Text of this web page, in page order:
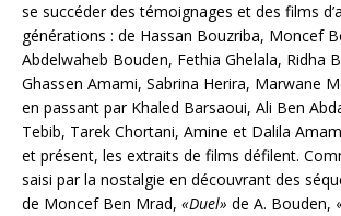
se succéder des témoignages et des films
générations : de Hassan Bouzriba, Moncef
Abdelwaheb Bouden, Fethia Ghelala, Ridha
Ghassen Amami, Sabrina Herira, Marwane
en passant par Khaled Barsaoui, Ali Ben
Tebib, Tarek Chortani, Amine et Dalila
et présent, les extraits de films défilent.
saisi par la nostalgie en découvrant des
de Moncef Ben Mrad, «Duel» de A. Bouden,